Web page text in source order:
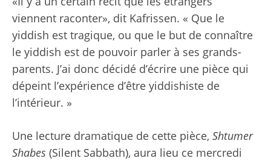
viennent raconter», dit Kafrissen. « Que le
yiddish est tragique, ou que le but de connaître
le yiddish est de pouvoir parler à ses grands-
parents. J’ai donc décidé d’écrire une pièce qui
dépeint l’expérience d’être yiddishiste de
l’intérieur. »
Une lecture dramatique de cette pièce, Shtumer
Shabes (Silent Sabbath), aura lieu ce mercredi